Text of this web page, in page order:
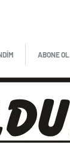
ABONE OL